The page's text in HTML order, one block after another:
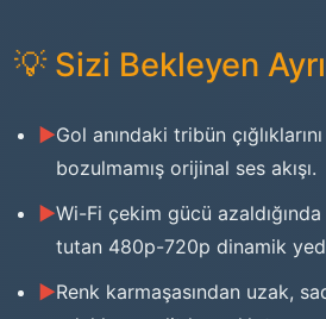
💡 Sizi Bekleyen
Gol anındaki tribün
bozulmamış orijinal ses akışı.
Wi-Fi çekim gücü
tutan 480p-720p dinamik
Renk karmaşasından uzak,